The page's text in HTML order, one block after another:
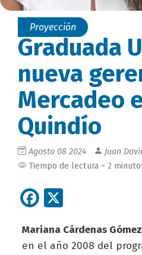
Proyección
Graduada
nueva
Mercadeo
Quindío
Agosto 08 2024
Juan
Tiempo de lectura ~ 2
Facebook
Mariana Cárdenas Gómez
en el año 2008 del